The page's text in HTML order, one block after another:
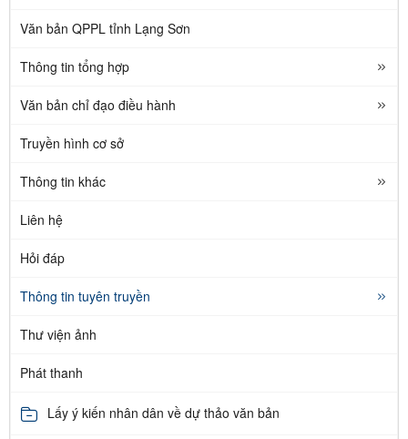
Văn bản QPPL tỉnh Lạng Sơn
Thông tin tổng hợp
Văn bản chỉ đạo điều hành
Truyền hình cơ sở
Thông tin khác
Liên hệ
Hỏi đáp
Thông tin tuyên truyền
Thư viện ảnh
Phát thanh
Lấy ý kiến nhân dân về dự thảo văn bản